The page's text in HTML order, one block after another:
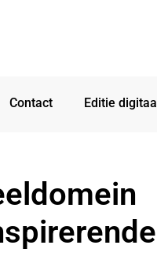
Contact Editie digitaal